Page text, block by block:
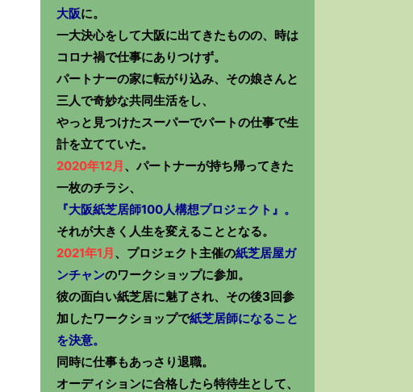
大阪に。
一大決心をして大阪に出てきたものの、時は
コロナ禍で仕事にありつけず。
パートナーの家に転がり込み、その娘さんと
三人で奇妙な共同生活をし、
やっと見つけたスーパーでパートの仕事で生
計を立てていた。
2020年12月、パートナーが持ち帰ってきた
一枚のチラシ、
『大阪紙芝居師100人構想プロジェクト』。
それが大きく人生を変えることとなる。
2021年1月、プロジェクト主催の紙芝居屋ガ
ンチャンのワークショップに参加。
彼の面白い紙芝居に魅了され、その後3回参
加したワークショップで紙芝居師になること
を決意。
同時に仕事もあっさり退職。
オーディションに合格したら特待生として、